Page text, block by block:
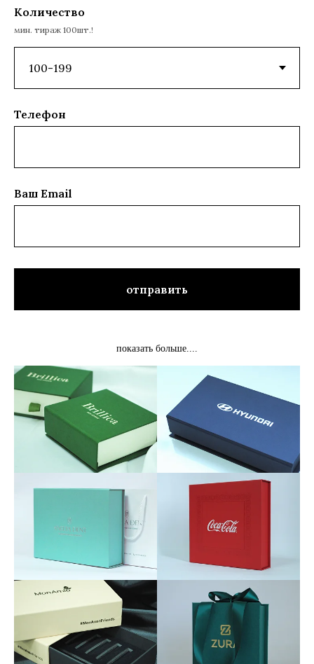
Количество
мин. тираж 100шт.!
Телефон
Ваш Email
отправить
показать больше....
Подарочные коробки Алматы и Астана оптом
и в розницу (любым тиражом) из бумаги и
картона
Каждый подарок, который вы преподносите имениннику
или человеку по другому случаю жизни, важно
преподнести красиво. Для упаковки больших и мелких
подарков необходима подарочная коробка.
Если вы ведете бизнес подарочные коробки – один из
важных элементов вашей деятельности. Потому что на
встречах и совещаниях принято одаривать друг друга
Если подарок, который вы презентуете больших размеров,
то для его упаковки понадобится большая подарочная
коробка. У нас в ассортименте упаковочных коробок есть
большие подарочные коробки Алматы, которые
отличаются стильным дизайном.
Упаковочные коробки бывают разными по размерам и
дизайну. Мы продаем бумажные подарочные коробки с
оригинальным оформлением. Подарочные упаковки
Алматы изготовлены из бумаги и картона высокого
качества. Коробки прекрасно держат форму и не мнутся.
Подарочные коробки Алматы можно приобрести на
нашем сайте paperibox.kz. Вам нужна большая